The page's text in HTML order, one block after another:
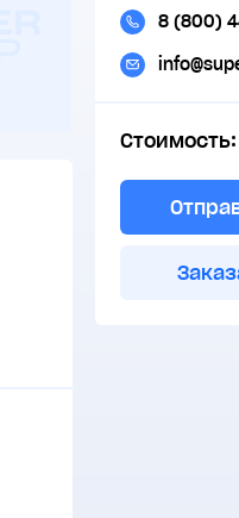
8 (800)
Стоимость: